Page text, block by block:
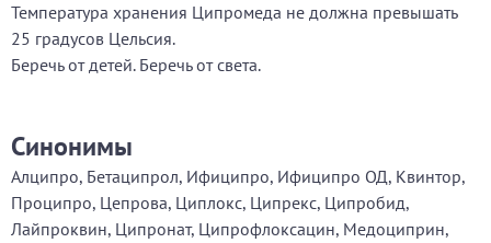
Температура хранения Ципромеда не должна превышать
25 градусов Цельсия.
Беречь от детей. Беречь от света.
Синонимы
Алципро, Бетаципрол, Ифиципро, Ифиципро ОД, Квинтор,
Проципро, Цепрова, Циплокс, Ципрекс, Ципробид,
Лайпроквин, Ципронат, Ципрофлоксацин, Медоциприн,